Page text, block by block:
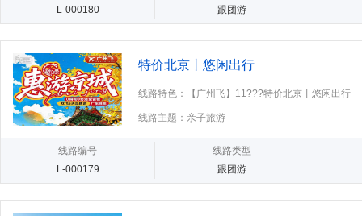
L-000180
跟团游
特价北京丨悠闲出行
线路特色：【广州飞】11???特价北京丨悠闲出行
线路主题：亲子旅游
线路编号
L-000179
线路类型
跟团游